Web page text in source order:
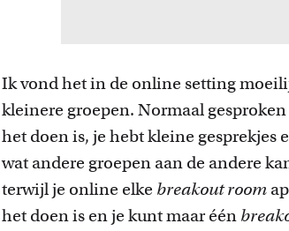
Ik vond het in de online setting
kleinere groepen. Normaal
het doen is, je hebt kleine gesprekjes
wat andere groepen aan de andere
terwijl je online elke breakout room
het doen is en je kunt maar één